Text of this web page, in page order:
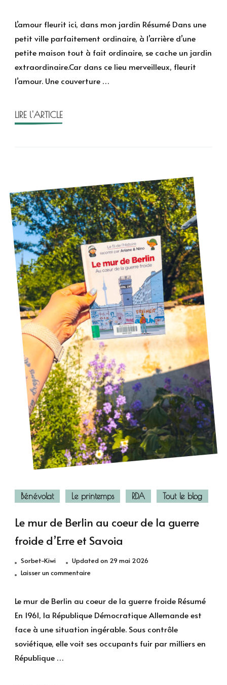
d’Amy
Adele
L’amour fleurit ici, dans mon jardin Résumé Dans une
petit ville parfaitement ordinaire, à l’arrière d’une
petite maison tout à fait ordinaire, se cache un jardin
extraordinaire.Car dans ce lieu merveilleux, fleurit
l’amour. Une couverture …
LIRE l'ARTICLE
Bénévolat Le printemps RDA Tout le blog
Le mur de Berlin au coeur de la guerre
froide d’Erre et Savoia
Sorbet-Kiwi Updated on 29 mai 2026
Laisser un commentairesur
Berlin
au
coeur
Le mur de Berlin au coeur de la guerre froide Résumé
En 1961, la République Démocratique Allemande est
face à une situation ingérable. Sous contrôle
soviétique, elle voit ses occupants fuir par milliers en
République …